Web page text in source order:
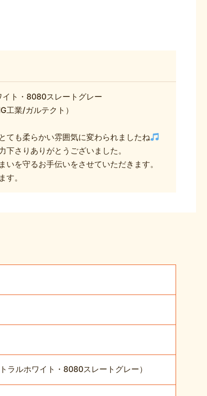
ト・8080スレートグレー
工業/ガルテクト）
ても柔らかい雰囲気に変わられましたね
さりありがとうございました。
いを守るお手伝いをさせていただきます。
す。
ラルホワイト・8080スレートグレー）